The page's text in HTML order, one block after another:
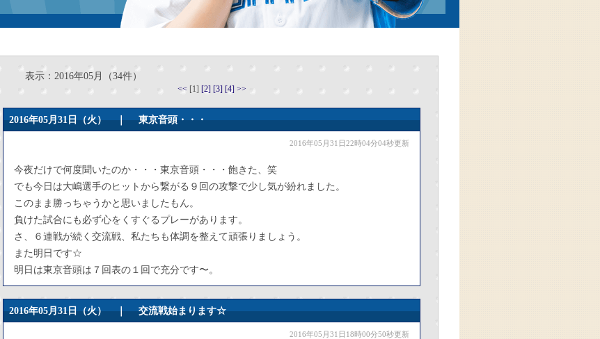
表示：2016年05月（34件）
<< [1] [2] [3] [4] >>
2016年05月31日（火） ｜東京音頭・・・
2016年05月31日22時04分04秒更新
今夜だけで何度聞いたのか・・・東京音頭・・・飽きた、笑
でも今日は大嶋選手のヒットから繋がる９回の攻撃で少し気が紛れました。
このまま勝っちゃうかと思いましたもん。
負けた試合にも必ず心をくすぐるプレーがあります。
さ、６連戦が続く交流戦、私たちも体調を整えて頑張りましょう。
また明日です☆
明日は東京音頭は７回表の１回で充分です〜。
2016年05月31日（火） ｜交流戦始まります☆
2016年05月31日18時00分50秒更新